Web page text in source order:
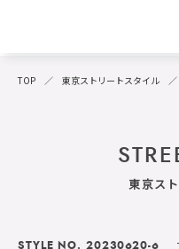
TOP 東京ストリートスタイル
東京ス
STYLE NO. 20230620-6